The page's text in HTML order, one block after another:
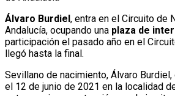
Álvaro Burdiel , entra en el Circuito de
Andalucía, ocupando una plaza de
participación el pasado año en el
llegó hasta la final.
Sevillano de nacimiento, Álvaro
el 12 de junio de 2021 en la localidad